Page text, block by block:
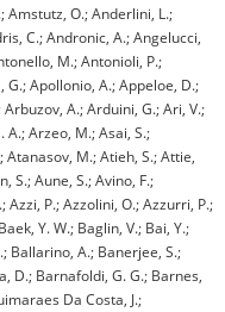
Amstutz, O.; Anderlini, L.;
C.; Andronic, A.; Angelucci,
M.; Antonioli, P.;
G.; Apollonio, A.; Appeloe, D.;
A.; Arduini, G.; Ari, V.;
A.; Arzeo, M.; Asai, S.;
M.; Atieh, S.; Attie,
S.; Aune, S.; Avino, F.;
Azzi, P.; Azzolini, O.; Azzurri, P.;
Y. W.; Baglin, V.; Bai, Y.;
Ballarino, A.; Banerjee, S.;
D.; Barnafoldi, G. G.; Barnes,
Da Costa, J.;